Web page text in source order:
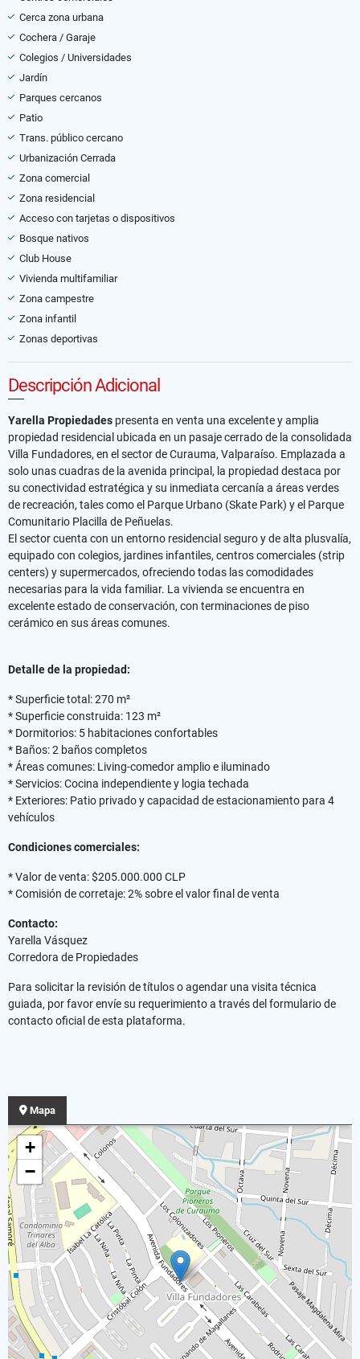
Cerca zona urbana
Cochera / Garaje
Colegios / Universidades
Jardín
Parques cercanos
Patio
Trans. público cercano
Urbanización Cerrada
Zona comercial
Zona residencial
Acceso con tarjetas o dispositivos
Bosque nativos
Club House
Vivienda multifamiliar
Zona campestre
Zona infantil
Zonas deportivas
Descripción Adicional
Yarella Propiedades presenta en venta una excelente y amplia
propiedad residencial ubicada en un pasaje cerrado de la consolidada
Villa Fundadores, en el sector de Curauma, Valparaíso. Emplazada a
solo unas cuadras de la avenida principal, la propiedad destaca por
su conectividad estratégica y su inmediata cercanía a áreas verdes
de recreación, tales como el Parque Urbano (Skate Park) y el Parque
Comunitario Placilla de Peñuelas.
El sector cuenta con un entorno residencial seguro y de alta plusvalía,
equipado con colegios, jardines infantiles, centros comerciales (strip
centers) y supermercados, ofreciendo todas las comodidades
necesarias para la vida familiar. La vivienda se encuentra en
excelente estado de conservación, con terminaciones de piso
cerámico en sus áreas comunes.
Detalle de la propiedad:
* Superficie total: 270 m²
* Superficie construida: 123 m²
* Dormitorios: 5 habitaciones confortables
* Baños: 2 baños completos
* Áreas comunes: Living-comedor amplio e iluminado
* Servicios: Cocina independiente y logia techada
* Exteriores: Patio privado y capacidad de estacionamiento para 4
vehículos
Condiciones comerciales:
* Valor de venta: $205.000.000 CLP
* Comisión de corretaje: 2% sobre el valor final de venta
Contacto:
Yarella Vásquez
Corredora de Propiedades
Para solicitar la revisión de títulos o agendar una visita técnica
guiada, por favor envíe su requerimiento a través del formulario de
contacto oficial de esta plataforma.
Mapa
+
−